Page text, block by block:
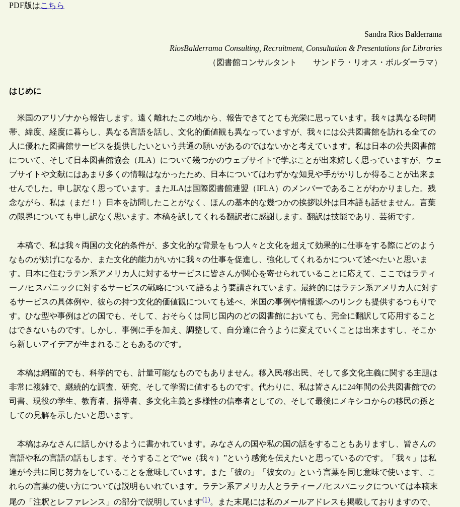
PDF版はこちら
Sandra Rios Balderrama
RiosBalderrama Consulting, Recruitment, Consultation & Presentations for Libraries
（図書館コンサルタント サンドラ・リオス・ボルダーラマ）
はじめに
米国のアリゾナから報告します。遠く離れたこの地から、報告できてとても光栄に思っています。我々は異なる時間
帯、緯度、経度に暮らし、異なる言語を話し、文化的価値観も異なっていますが、我々には公共図書館を訪れる全ての
人に優れた図書館サービスを提供したいという共通の願いがあるのではないかと考えています。私は日本の公共図書館
について、そして日本図書館協会（JLA）について幾つかのウェブサイトで学ぶことが出来嬉しく思っていますが、ウェ
ブサイトや文献にはあまり多くの情報はなかったため、日本についてはわずかな知見や手がかりしか得ることが出来ま
せんでした。申し訳なく思っています。またJLAは国際図書館連盟（IFLA）のメンバーであることがわかりました。残
念ながら、私は（まだ！）日本を訪問したことがなく、ほんの基本的な幾つかの挨拶以外は日本語も話せません。言葉
の限界についても申し訳なく思います。本稿を訳してくれる翻訳者に感謝します。翻訳は技能であり、芸術です。
本稿で、私は我々両国の文化的条件が、多文化的な背景をもつ人々と文化を超えて効果的に仕事をする際にどのよう
なものが妨げになるか、また文化的能力がいかに我々の仕事を促進し、強化してくれるかについて述べたいと思いま
す。日本に住むラテン系アメリカ人に対するサービスに皆さんが関心を寄せられていることに応えて、ここではラティ
ーノ/ヒスパニックに対するサービスの戦略について語るよう要請されています。最終的にはラテン系アメリカ人に対す
るサービスの具体例や、彼らの持つ文化的価値観についても述べ、米国の事例や情報源へのリンクも提供するつもりで
す。ひな型や事例はどの国でも、そして、おそらくは同じ国内のどの図書館においても、完全に翻訳して応用すること
はできないものです。しかし、事例に手を加え、調整して、自分達に合うように変えていくことは出来ますし、そこか
ら新しいアイデアが生まれることもあるのです。
本稿は網羅的でも、科学的でも、計量可能なものでもありません。移入民/移出民、そして多文化主義に関する主題は
非常に複雑で、継続的な調査、研究、そして学習に値するものです。代わりに、私は皆さんに24年間の公共図書館での
司書、現役の学生、教育者、指導者、多文化主義と多様性の信奉者としての、そして最後にメキシコからの移民の孫と
しての見解を示したいと思います。
本稿はみなさんに話しかけるように書かれています。みなさんの国や私の国の話をすることもありますし、皆さんの
言語や私の言語の話もします。そうすることで“we（我々）”という感覚を伝えたいと思っているのです。「我々」は私
達が今共に同じ努力をしていることを意味しています。また「彼の」「彼女の」という言葉を同じ意味で使います。こ
れらの言葉の使い方については説明もいれています。ラテン系アメリカ人とラティーノ/ヒスパニックについては本稿末
尾の「注釈とレファレンス」の部分で説明しています(1)。また末尾には私のメールアドレスも掲載しておりますので、